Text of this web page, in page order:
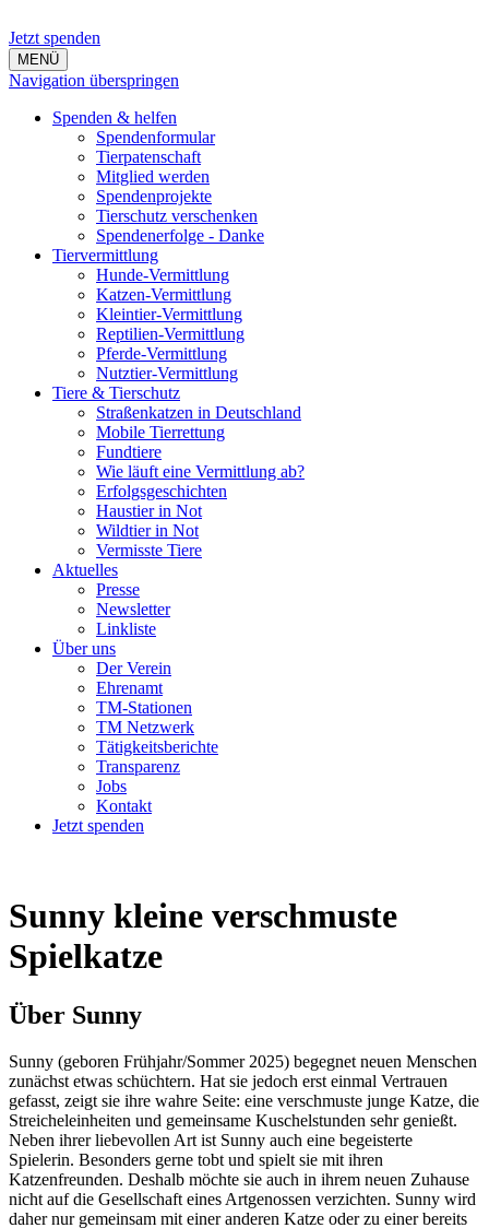
Jetzt spenden
MENÜ
Navigation überspringen
Spenden & helfen
Spendenformular
Tierpatenschaft
Mitglied werden
Spendenprojekte
Tierschutz verschenken
Spendenerfolge - Danke
Tiervermittlung
Hunde-Vermittlung
Katzen-Vermittlung
Kleintier-Vermittlung
Reptilien-Vermittlung
Pferde-Vermittlung
Nutztier-Vermittlung
Tiere & Tierschutz
Straßenkatzen in Deutschland
Mobile Tierrettung
Fundtiere
Wie läuft eine Vermittlung ab?
Erfolgsgeschichten
Haustier in Not
Wildtier in Not
Vermisste Tiere
Aktuelles
Presse
Newsletter
Linkliste
Über uns
Der Verein
Ehrenamt
TM-Stationen
TM Netzwerk
Tätigkeitsberichte
Transparenz
Jobs
Kontakt
Jetzt spenden
Sunny kleine verschmuste
Spielkatze
Über Sunny
Sunny (geboren Frühjahr/Sommer 2025) begegnet neuen Menschen
zunächst etwas schüchtern. Hat sie jedoch erst einmal Vertrauen
gefasst, zeigt sie ihre wahre Seite: eine verschmuste junge Katze, die
Streicheleinheiten und gemeinsame Kuschelstunden sehr genießt.
Neben ihrer liebevollen Art ist Sunny auch eine begeisterte
Spielerin. Besonders gerne tobt und spielt sie mit ihren
Katzenfreunden. Deshalb möchte sie auch in ihrem neuen Zuhause
nicht auf die Gesellschaft eines Artgenossen verzichten. Sunny wird
daher nur gemeinsam mit einer anderen Katze oder zu einer bereits